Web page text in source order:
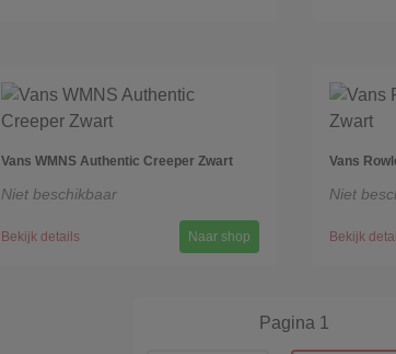
Vans WMNS Authentic Creeper Zwart
Niet beschikbaar
Bekijk details Naar shop
Vans
Niet
Bekijk
Pagina 1